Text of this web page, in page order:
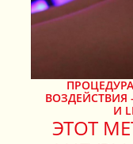
И
ЭТОТ